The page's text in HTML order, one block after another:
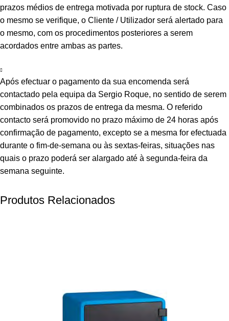
prazos médios de entrega motivada por ruptura de stock. Caso
o mesmo se verifique, o Cliente / Utilizador será alertado para
o mesmo, com os procedimentos posteriores a serem
acordados entre ambas as partes.
Após efectuar o pagamento da sua encomenda será
contactado pela equipa da Sergio Roque, no sentido de serem
combinados os prazos de entrega da mesma. O referido
contacto será promovido no prazo máximo de 24 horas após
confirmação de pagamento, excepto se a mesma for efectuada
durante o fim-de-semana ou às sextas-feiras, situações nas
quais o prazo poderá ser alargado até à segunda-feira da
semana seguinte.
Produtos Relacionados